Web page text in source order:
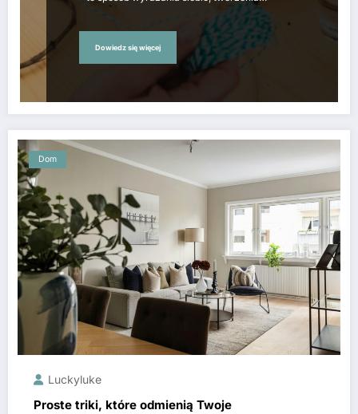
Dowiedz się więcej
Dom
Luckyluke
Proste triki, które odmienią Twoje